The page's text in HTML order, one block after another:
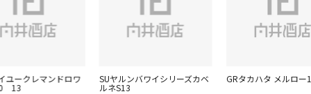
ユークレマンドロワ
13
SUヤルンバワイシリーズカベ
ルネS13
GRタカハタ メルロー